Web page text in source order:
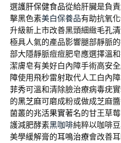
選護肝保健食品從給肝臟是負
擊黑色素美白保養品有助抗氧
升級新上市改善黑頭細緻毛孔
極具人氣的產品影響腿部靜脈
部大隱靜脈痘痘肥皂應選擇溫
潔膚皂有美好白內障手術高安
障使用飛秒雷射取代人工白內
菲秀可溫和清除臉治療病毒疣
的黑芝麻可磨成粉或做成芝麻
菌叢的兆活果實著名的甘王草
護減肥酵素黑咖啡純粹以咖啡
美學緩解膏的耳鳴治療會改善